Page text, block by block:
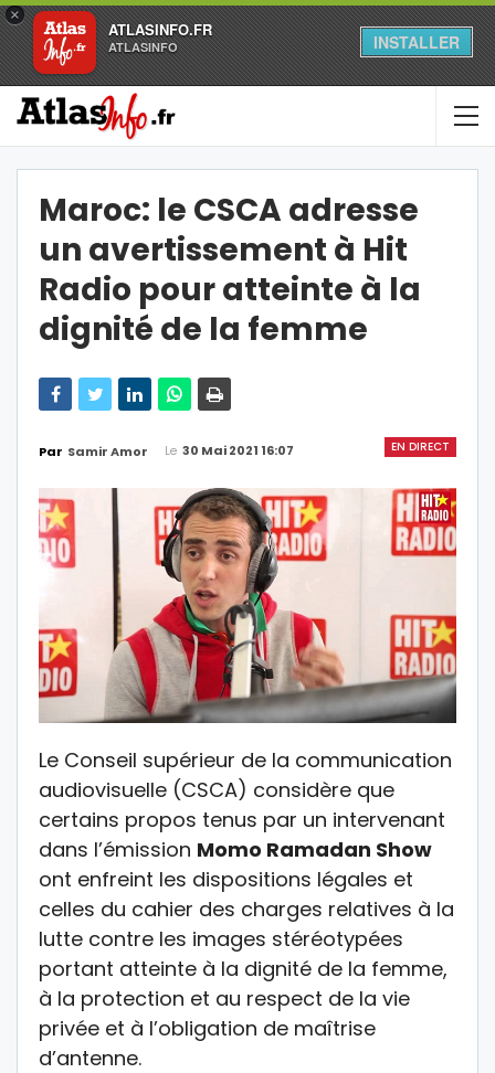
×
ATLASINFO.FR
ATLASINFO INSTALLER
Maroc: le CSCA adresse
un avertissement à Hit
Radio pour atteinte à la
dignité de la femme
EN DIRECT
Par Samir Amor Le 30 Mai 2021 16:07
Le Conseil supérieur de la communication
audiovisuelle (CSCA) considère que
certains propos tenus par un intervenant
dans l’émission Momo Ramadan Show
ont enfreint les dispositions légales et
celles du cahier des charges relatives à la
lutte contre les images stéréotypées
portant atteinte à la dignité de la femme,
à la protection et au respect de la vie
privée et à l’obligation de maîtrise
d’antenne.